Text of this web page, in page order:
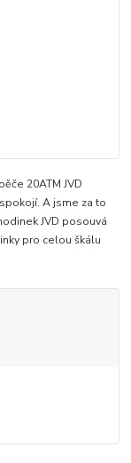
20ATM JVD
A jsme za to
JVD posouvá
pro celou škálu